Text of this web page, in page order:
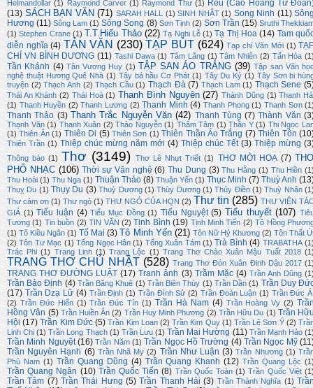
Helmandollar (1) Raymond Carver (1) Raymond Thư (1) Rêu (Cao Hoàng Từ
(13) SÁCH BẠN VĂN (71) SARAH HALL (1) SINH NHẬT (1) Song Ninh (11)
Hương (11) Sông Lam (1) Sông Song (8) Sơn Tịnh (2) Sơn Trần (15) Sruthi
(1) Stephen Crane (1) T.T.Hiếu Thảo (22) Tạ Nghi Lễ (1) Tạ Thị Hoa (14) Tam
diễn nghĩa (4) TẢN VĂN (230) TẠP BÚT (624) Tạp chí Văn Mới (1)
CHÍ VN BÌNH DƯƠNG (11) Tashi Dawa (1) Tâm Lãng (1) Tâm Nhiên (2) Tấn Hòa
Tần Khánh (4) Tân Vương Huy (1) TẬP SAN ÁO TRẮNG (39) Tập san Văn
nghệ thuật Hương Quê Nhà (1) Tây bá hầu Cơ Phát (1) Tây Du Ký (1) Tây Sơn bi
truyện (2) Thạch Anh (2) Thạch Cầu (1) Thạch Đà (7) Thạch Lam (1) Thạch Sene
Thái An Khánh (2) Thái Hoà (1) Thanh Bình Nguyên (27) Thành Dũng (1) Thanh
(1) Thanh Huyền (2) Thanh Lương (2) Thanh Minh (4) Thanh Phong (1) Thanh Sơn
Thanh Thảo (3) Thanh Trắc Nguyễn Văn (42) Thanh Tùng (7) Thành Văn
Thạnh Văn (1) Thanh Xuân (2) Thảo Nguyễn (1) Thâm Tâm (1) Thần Y (1) Thi Ngọc
(1) Thiên Ân (1) Thiên Di (5) Thiên Sơn (1) Thiên Thần Áo Trắng (7) Thiên Tôn
Thiên Trần (1) Thiệp chúc mừng năm mới (4) Thiệp chúc Tết (3) Thiệp mừng
Thông báo (1) Thơ (3149) Thơ Lê Nhựt Triết (1) THƠ MỜI HOẠ (7)
PHỔ NHẠC (106) Thời sự Văn nghệ (6) Thu Dung (3) Thu Hằng (1) Thu Hiền
Thu Hoài (1) Thu Nga (1) Thuận Thảo (8) Thuận Yến (1) Thục Minh (7) Thuỳ Anh
Thuỵ Du (1) Thụy Du (3) Thuỳ Dương (1) Thùy Dương (1) Thủy Điền (1) Thuỳ Nhân
Thư cảm ơn (1) Thư ngỏ (1) THƯ NGỎ CỦA HQN (2) Thư tin (285) THƯ VIỆN
GIẢ (1) Tiểu luận (4) Tiểu Mục Đồng (1) Tiểu Nguyệt (5) Tiểu thuyết (107)
Tương (1) Tin buồn (2) TIN VĂN (2) Tịnh Bình (19) Tịnh Minh Tiến (2) Tô Hồng
(1) Tô Kiều Ngân (1) Tố Mai (3) Tô Minh Yến (21) Tôn Nữ Hỷ Khương (2) Tôn Thất
(2) Tôn Tư Mạc (1) Tống Ngọc Hân (1) Tống Xuân Tám (1) Trà Bình (4) TRABATHA
Trác Phi (1) Trang Linh (1) Trang Lộc (1) Trang Thơ Chào Xuân Mậu Tuất 2018
TRANG THƠ CHỦ NHẬT (528) Trang Thơ Đón Xuân Đinh Dậu 2017
TRANG THƠ ĐƯỜNG LUẬT (17) Tranh ảnh (3) Trầm Mặc (4) Trần Anh Dũng
Trần Bảo Định (4) Trần Băng Khuê (1) Trần Biên Thùy (1) Trần Dần (1) Trần Duy
(17) Trần Dzạ Lữ (4) Trần Định (1) Trần Đình Sử (2) Trần Đoàn Luận (1) Trần Đức
(2) Trần Đức Hiển (1) Trần Đức Tín (1) Trần Hà Nam (4) Trần Hoàng Vy (2)
Hồng Vân (5) Trần Huiền Ân (2) Trần Huy Minh Phương (2) Trần Hữu Du (1) Trần
Hội (17) Trần Kim Đức (5) Trần Kim Loan (2) Trần Kim Quy (1) Trần Lê Sơn Ý (2)
Linh Chi (1) Trần Long Thạch (1) Trần Lưu (1) Trần Mai Hường (11) Trần Mạnh Hảo
Trần Minh Nguyệt (16) Trần Năm (1) Trần Ngọc Hồ Trường (4) Trần Ngọc Mỹ
Trần Nguyên Hạnh (6) Trần Nhã My (2) Trần Như Luận (3) Trần Nhương (1)
Phù Nam (1) Trần Quang Dũng (4) Trần Quang Khanh (12) Trần Quang Lộc
Trần Quang Ngân (10) Trần Quốc Tiến (8) Trần Quốc Toàn (1) Trần Quốc Việt
Trần Tâm (7) Trần Thái Hưng (5) Trần Thanh Hải (3) Trần Thành Nghĩa (1)